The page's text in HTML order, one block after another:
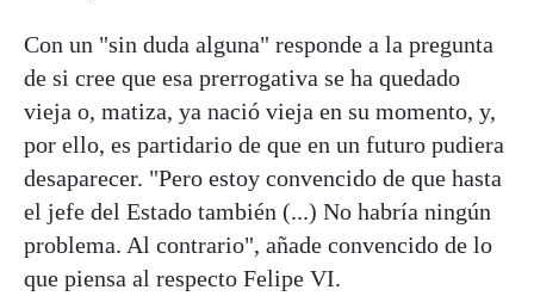
Con un "sin duda alguna" responde a la pregunta
de si cree que esa prerrogativa se ha quedado
vieja o, matiza, ya nació vieja en su momento, y,
por ello, es partidario de que en un futuro pudiera
desaparecer. "Pero estoy convencido de que hasta
el jefe del Estado también (...) No habría ningún
problema. Al contrario", añade convencido de lo
que piensa al respecto Felipe VI.